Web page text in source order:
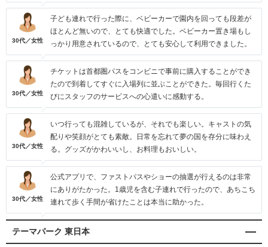
30代／女性
子ども連れで行った際に、ベビーカーで園内を回っても段差が
ほとんど無いので、とても快適でした。ベビーカー置き場もし
っかり用意されているので、とても安心して利用できました。
30代／女性
チケットは首都圏パスをコンビニで事前に購入することができ
たので到着してすぐに入場列に並ぶことができた。毎回行くた
びにスタッフのサービスへの心遣いに感動する。
30代／女性
いつ行っても混雑しているが、それでも楽しい。キャストの気
配りや笑顔がとても素敵。日常を忘れて夢の国を存分に味わえ
る。グッズがかわいいし、お料理もおいしい。
30代／女性
公式アプリで、ファストパスやショーの抽選が行えるのは非常
にありがたかった。1歳児を含む子連れで行ったので、あちこち
連れて歩く手間が省けたことは本当に助かった。
テーマパーク 東日本